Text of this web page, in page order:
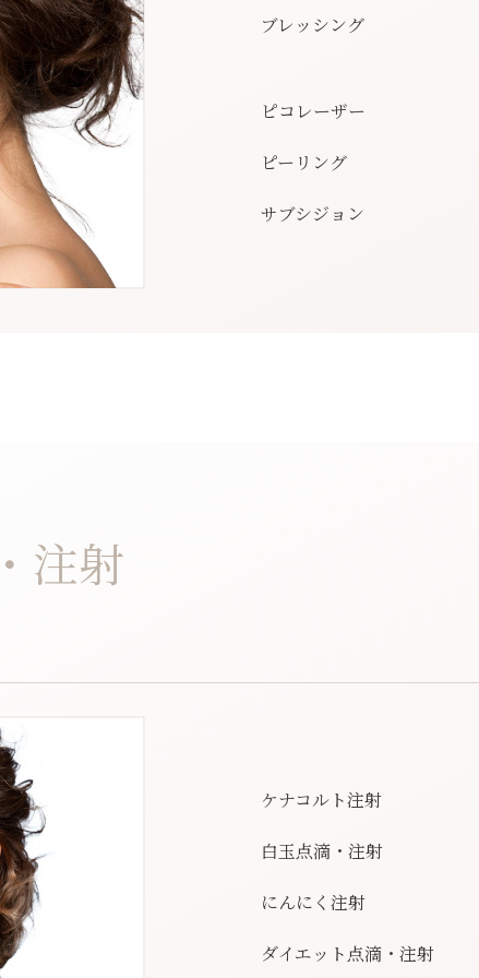
ブレッシング
ピコレーザー
ピーリング
サブシジョン
注射
ケナコルト注射
白玉点滴・注射
にんにく注射
ダイエット点滴・注射